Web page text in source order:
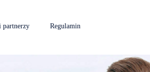
partnerzy Regulamin